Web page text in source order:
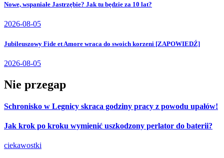
Nowe, wspaniałe Jastrzębie? Jak tu będzie za 10 lat?
2026-08-05
Jubileuszowy Fide et Amore wraca do swoich korzeni [ZAPOWIEDŹ]
2026-08-05
Nie przegap
Schronisko w Legnicy skraca godziny pracy z powodu upałów!
Jak krok po kroku wymienić uszkodzony perlator do baterii?
ciekawostki